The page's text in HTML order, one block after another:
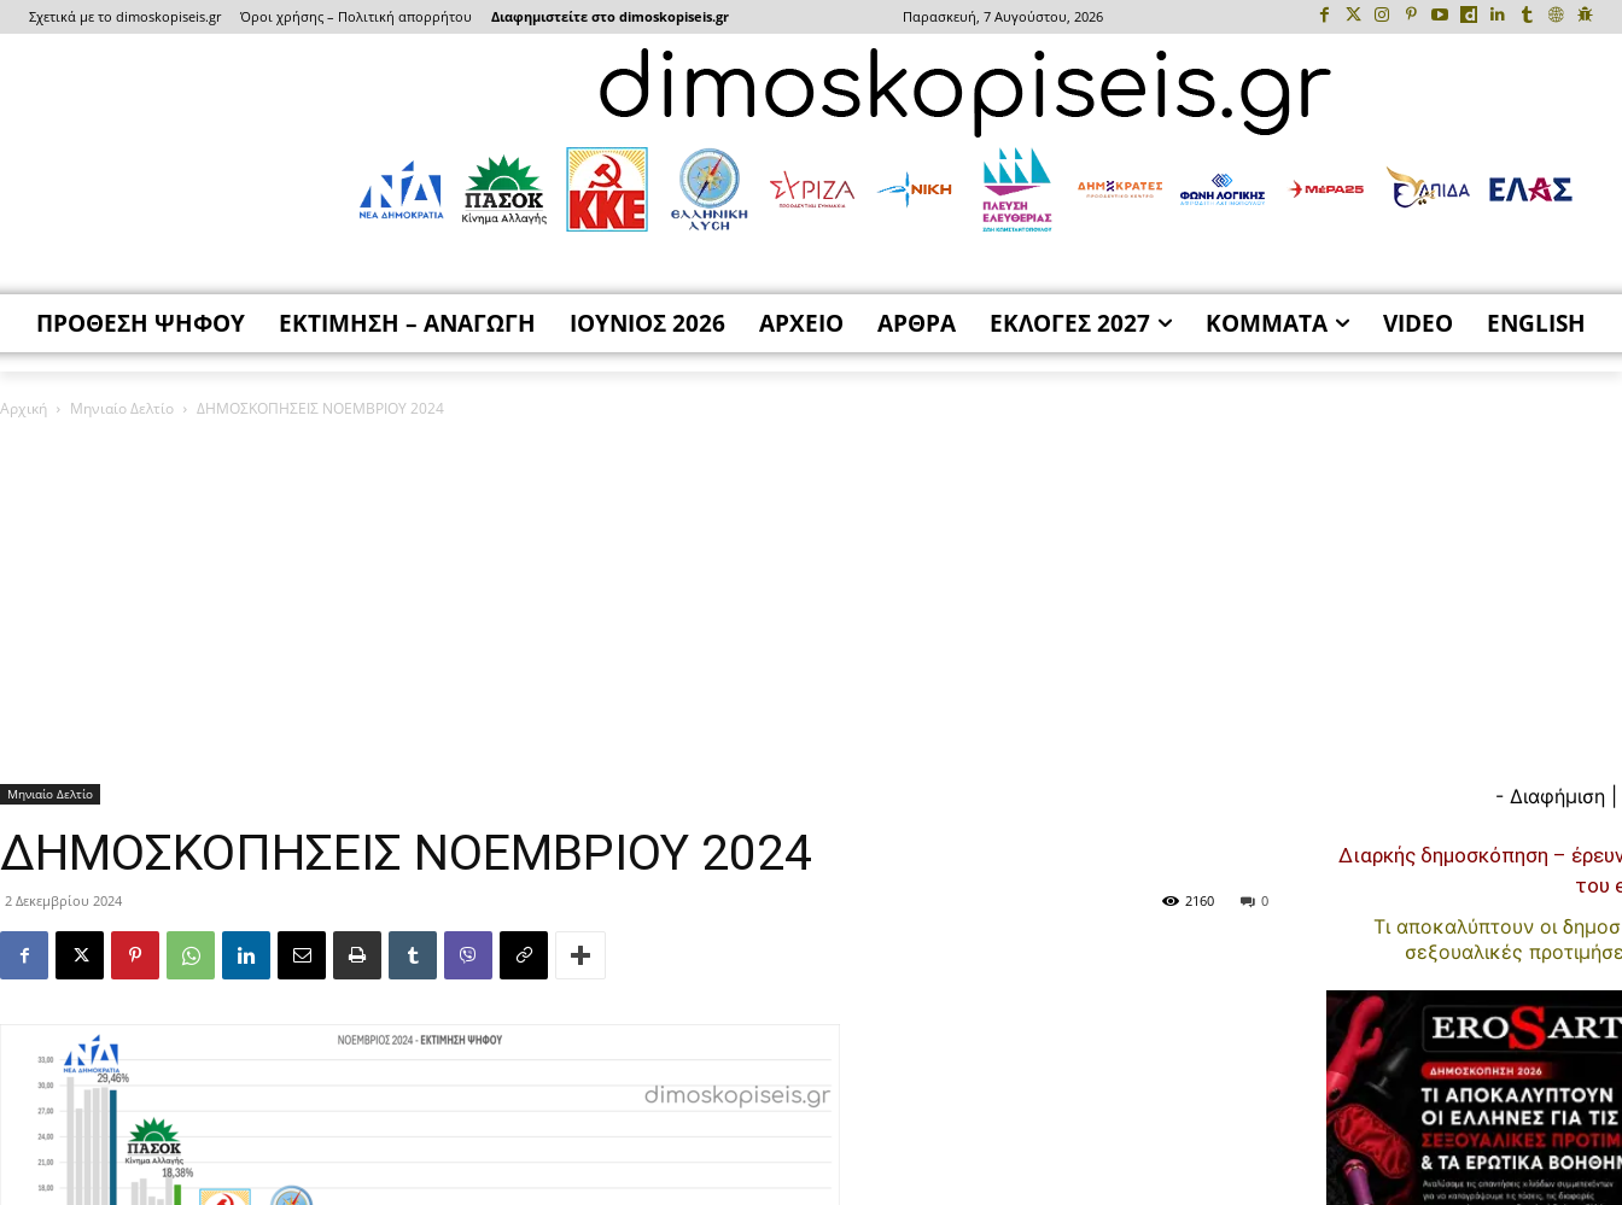
Σχετικά με το dimoskopiseis.gr Όροι χρήσης – Πολιτική απορρήτου Διαφημιστείτε στο dimoskopiseis.gr Παρασκευή, 7 Αυγούστου, 2026
ΠΡΟΘΕΣΗ ΨΗΦΟΥ ΕΚΤΙΜΗΣΗ – ΑΝΑΓΩΓΗ ΙΟΥΝΙΟΣ 2026 ΑΡΧΕΙΟ ΑΡΘΡΑ ΕΚΛΟΓΕΣ 2027 ΚΟΜΜΑΤΑ VIDEO ENGLISH
Αρχική Μηνιαίο Δελτίο ΔΗΜΟΣΚΟΠΗΣΕΙΣ ΝΟΕΜΒΡΙΟΥ 2024
Μηνιαίο Δελτίο
ΔΗΜΟΣΚΟΠΗΣΕΙΣ ΝΟΕΜΒΡΙΟΥ 2024
2 Δεκεμβρίου 2024 0
2160
- Διαφήμιση
Διαρκής δημοσκόπηση –
του
Τι αποκαλύπτουν οι
σεξουαλικές